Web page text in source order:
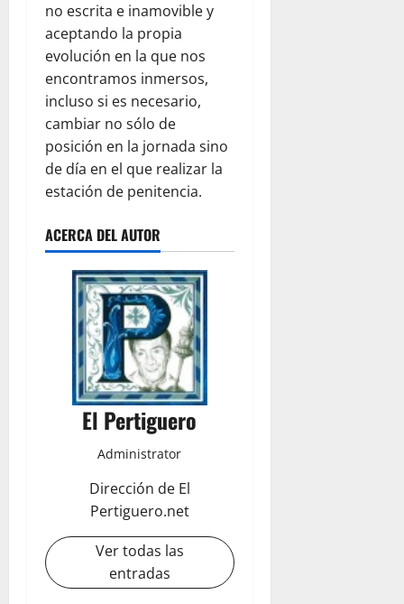
no escrita e inamovible y
aceptando la propia
evolución en la que nos
encontramos inmersos,
incluso si es necesario,
cambiar no sólo de
posición en la jornada sino
de día en el que realizar la
estación de penitencia.
ACERCA DEL AUTOR
El Pertiguero
Administrator
Dirección de El
Pertiguero.net
Ver todas las
entradas